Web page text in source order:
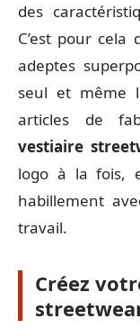
des
C’est pour
adeptes
seul et même
articles de
vestiaire
logo à la fois,
habillement
travail.
Créez